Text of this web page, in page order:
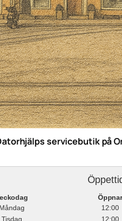
servicebutik på
12:00
Tisdag
12:00